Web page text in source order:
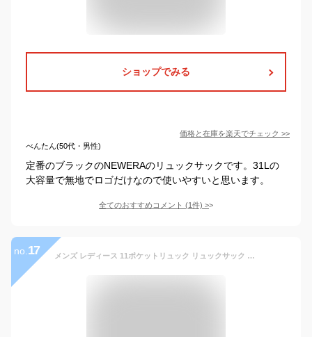
ショップでみる
価格と在庫を楽天でチェック >>
べんたん(50代・男性)
定番のブラックのNEWERAのリュックサックです。31Lの
大容量で無地でロゴだけなので使いやすいと思います。
全てのおすすめコメント (1件) >
no. 17 メンズ レディース 11ポケットリュック リュックサック デイパック バックパック バッグ 鞄 15L ユニバーサルオーバーオール UNIVERSAL OVERALL VVUVO-003A